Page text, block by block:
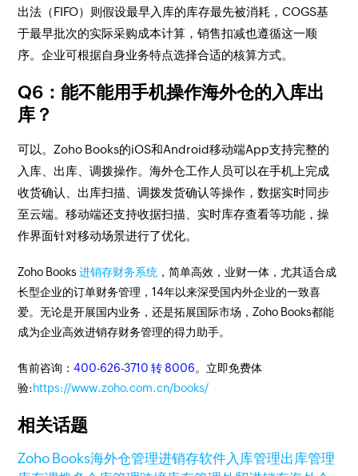
出法（FIFO）则假设最早入库的库存最先被消耗，COGS基
于最早批次的实际采购成本计算，销售扣减也遵循这一顺
序。企业可根据自身业务特点选择合适的核算方式。
Q6：能不能用手机操作海外仓的入库出
库？
可以。Zoho Books的iOS和Android移动端App支持完整的
入库、出库、调拨操作。海外仓工作人员可以在手机上完成
收货确认、出库扫描、调拨发货确认等操作，数据实时同步
至云端。移动端还支持收据扫描、实时库存查看等功能，操
作界面针对移动场景进行了优化。
Zoho Books进销存财务系统 ，简单高效，业财一体，尤其适合成
长型企业的订单财务管理，14年以来深受国内外企业的一致喜
爱。无论是开展国内业务，还是拓展国际市场，Zoho Books都能
成为企业高效进销存财务管理的得力助手。
售前咨询：400-626-3710 转 8006。立即免费体
验:https://www.zoho.com.cn/books/
相关话题
Zoho Books海外仓管理进销存软件入库管理出库管理